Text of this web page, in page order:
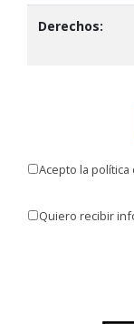
Derechos:
Acepto la
Quiero recibir